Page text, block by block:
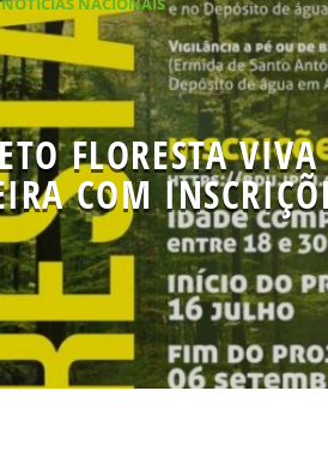
FLORESTA
COM